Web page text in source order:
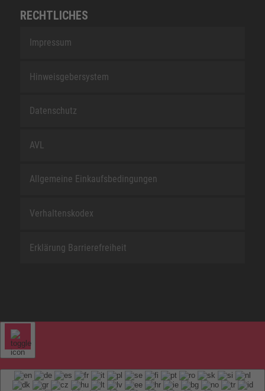
RECHTLICHES
Impressum
Hinweisgebersystem
Datenschutz
AVL
Allgemeine Einkaufsbedingungen
Verhaltenskodex
Erklärung Barrierefreiheit